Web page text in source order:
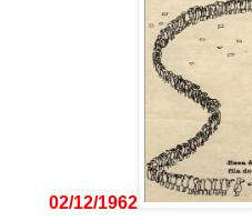
02/12/1962